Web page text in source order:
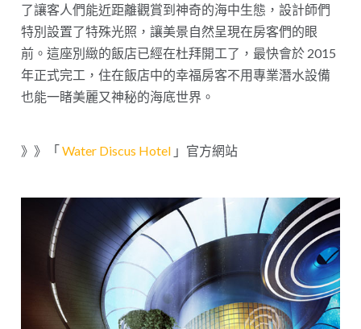
了讓客人們能近距離觀賞到神奇的海中生態，設計師們
特別設置了特殊光照，讓美景自然呈現在房客們的眼
前。這座別緻的飯店已經在杜拜開工了，最快會於 2015
年正式完工，住在飯店中的幸福房客不用專業潛水設備
也能一睹美麗又神秘的海底世界。
》》「Water Discus Hotel 」官方網站